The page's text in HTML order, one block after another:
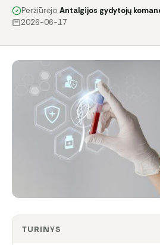
Peržiūrėjo Antalgijos gydytojų
2026-06-17
TURINYS